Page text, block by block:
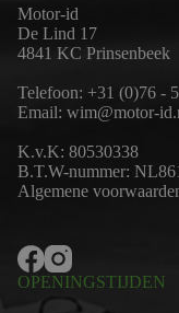
Motor-id
De Lind 17
4841 KC Prinsenbeek
Telefoon: +31 (0)76 -
Email: wim@motor-
K.v.K: 80530338
B.T.W-nummer:
Algemene
OPENINGSTIJDEN